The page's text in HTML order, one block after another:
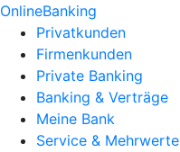
OnlineBanking
Privatkunden
Firmenkunden
Private Banking
Banking & Verträge
Meine Bank
Service & Mehrwerte